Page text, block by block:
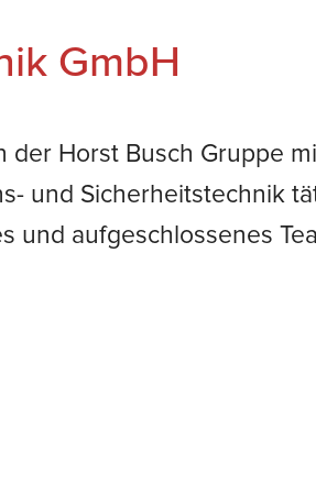
GmbH
Horst Busch Gruppe
und Sicherheitstechnik
und aufgeschlossenes